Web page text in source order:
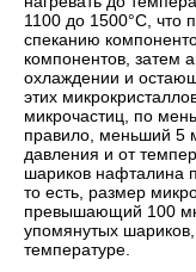
1100 до 1500°С, что
спеканию
компонентов, затем
охлаждении и
этих
микрочастиц, по
правило, меньший 5
давления и от
шариков нафталина
то есть, размер
превышающий 100
упомянутых
температуре.